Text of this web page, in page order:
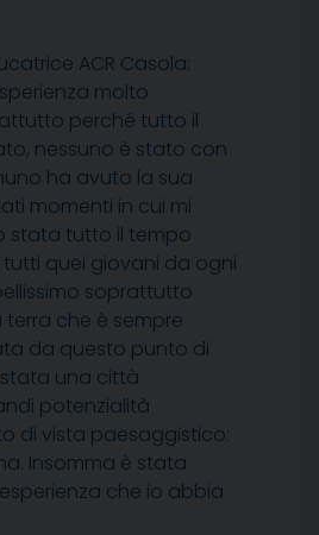
ACR Casola:
molto
perché tutto il
nessuno è stato con
ha avuto la sua
momenti in cui mi
stata tutto il tempo
quei giovani da ogni
soprattutto
terra che è sempre
da questo punto di
una città
potenzialità
di vista paesaggistico:
Insomma è stata
che io abbia